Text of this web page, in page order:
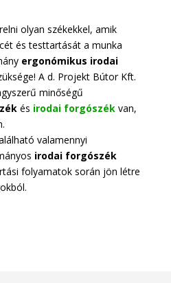
olyan székekkel, amik
és testtartását a munka
ergonómikus irodai
A d. Projekt Bútor Kft.
minőségű
és irodai forgószékvan,
valamennyi
irodai forgószék
folyamatok során jön létre